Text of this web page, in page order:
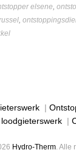
elsene,
,
|
loodgieterswerk|
Hydro-Therm. Alle